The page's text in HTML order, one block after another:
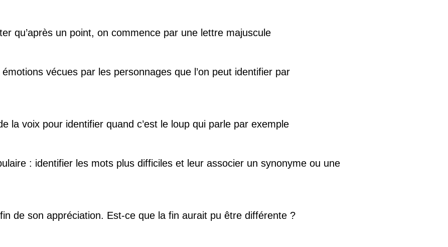
qu’après un point, on commence par une lettre majuscule
vécues par les personnages que l’on peut identifier par
la voix pour identifier quand c’est le loup qui parle par exemple
: identifier les mots plus difficiles et leur associer un synonyme ou une
de son appréciation. Est-ce que la fin aurait pu être différente ?